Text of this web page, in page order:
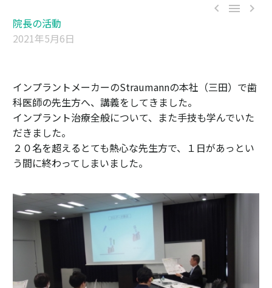
  
院長の活動
2021年5月6日
インプラントメーカーのStraumannの本社（三田）で歯
科医師の先生方へ、講義をしてきました。
インプラント治療全般について、また手技も学んでいた
だきました。
２０名を超えるとても熱心な先生方で、１日があっとい
う間に終わってしまいました。